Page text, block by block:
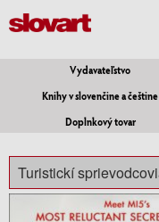
Vydavateľstvo
Knihy v slovenčine a češtine
Doplnkový tovar